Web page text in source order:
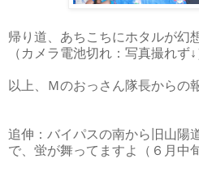
帰り道、あちこちにホタルが幻
（カメラ電池切れ：写真撮れず↓
以上、Ｍのおっさん隊長からの
追伸：バイパスの南から旧山陽
で、蛍が舞ってますよ（６ 月中